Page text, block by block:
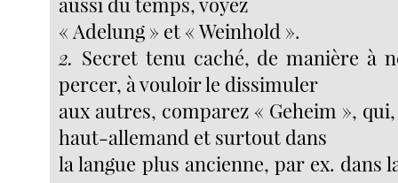
« Adelung » et « Weinhold ».
2. Secret tenu caché, de manière à
percer, à vouloir le dissimuler
aux autres, comparez « Geheim »,
haut-allemand et surtout dans
la langue plus ancienne, par ex. dans